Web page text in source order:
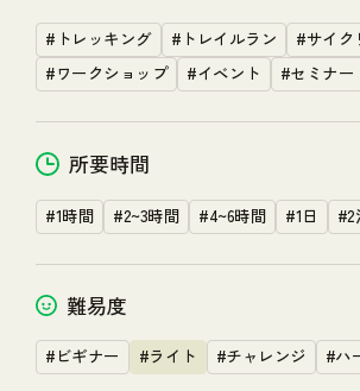
小田急電鉄 HP
Copyright © HAKONATURE All Rights
#トレッキング #トレイルラン
#サイク
#ワークショップ
#イベント #セミナー
所要時間
#1時間 #2~3時間 #4~6時間 #1日 #2
難易度
#ビギナー #ライト #チャレンジ #ハ